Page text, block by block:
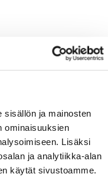
sisällön ja mainosten
ominaisuuksien
Lisäksi
ja analytiikka-alan
käytät sivustoamme.